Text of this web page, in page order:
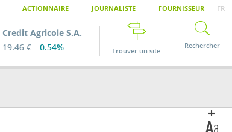
ACTIONNAIRE JOURNALISTE FOURNISSEUR FR
Credit Agricole S.A.
19.46 €
0.54% Trouver un site
Rechercher